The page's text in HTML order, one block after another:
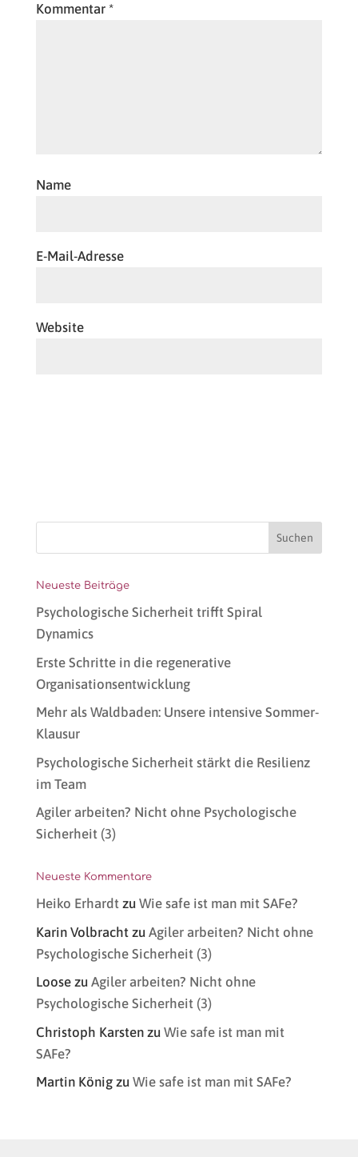
Kommentar *
Name
E-Mail-Adresse
Website
Neueste Beiträge
Psychologische Sicherheit trifft Spiral
Dynamics
Erste Schritte in die regenerative
Organisationsentwicklung
Mehr als Waldbaden: Unsere intensive Sommer-
Klausur
Psychologische Sicherheit stärkt die Resilienz
im Team
Agiler arbeiten? Nicht ohne Psychologische
Sicherheit (3)
Neueste Kommentare
Heiko Erhardtzu Wie safe ist man mit SAFe?
Karin Volbrachtzu Agiler arbeiten? Nicht ohne
Psychologische Sicherheit (3)
Loosezu Agiler arbeiten? Nicht ohne
Psychologische Sicherheit (3)
Christoph Karstenzu Wie safe ist man mit
SAFe?
Martin Königzu Wie safe ist man mit SAFe?